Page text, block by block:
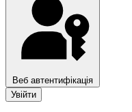
Веб автентифікація
Увійти